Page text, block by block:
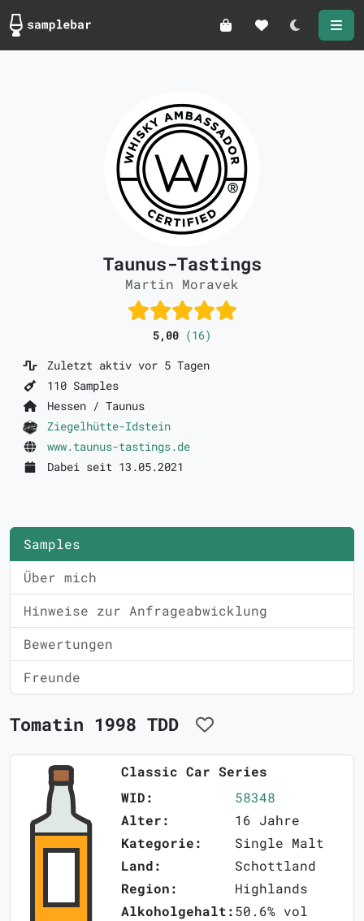
Darkmode
Taunus-Tastings
Martin Moravek
5,00 (16)
Zuletzt aktiv vor 5 Tagen
110 Samples
Hessen / Taunus
Ziegelhütte-Idstein
www.taunus-tastings.de
Dabei seit 13.05.2021
Samples
Über mich
Hinweise zur Anfrageabwicklung
Bewertungen
Freunde
Tomatin 1998 TDD
Classic Car Series
WID:
58348
Alter:
16 Jahre
Kategorie:
Single Malt
Land:
Schottland
Region:
Highlands
Alkoholgehalt:50.6% vol